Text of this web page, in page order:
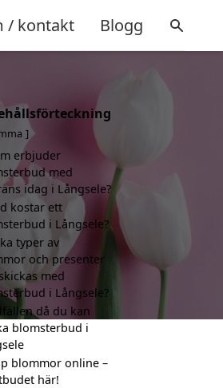
/ kontakt Blogg
erbjuder
med
idag i Långsele?
kostar ett
i Långsele?
typer av
och presenter
med
i Långsele?
då du kan
blomsterbud i
blommor online –
här!